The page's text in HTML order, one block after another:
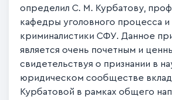
определил С. М. Курбатову,
кафедры уголовного процесса и
криминалистики СФУ. Данное
является очень почетным и
свидетельствуя о признании в
юридическом сообществе
Курбатовой в рамках общего